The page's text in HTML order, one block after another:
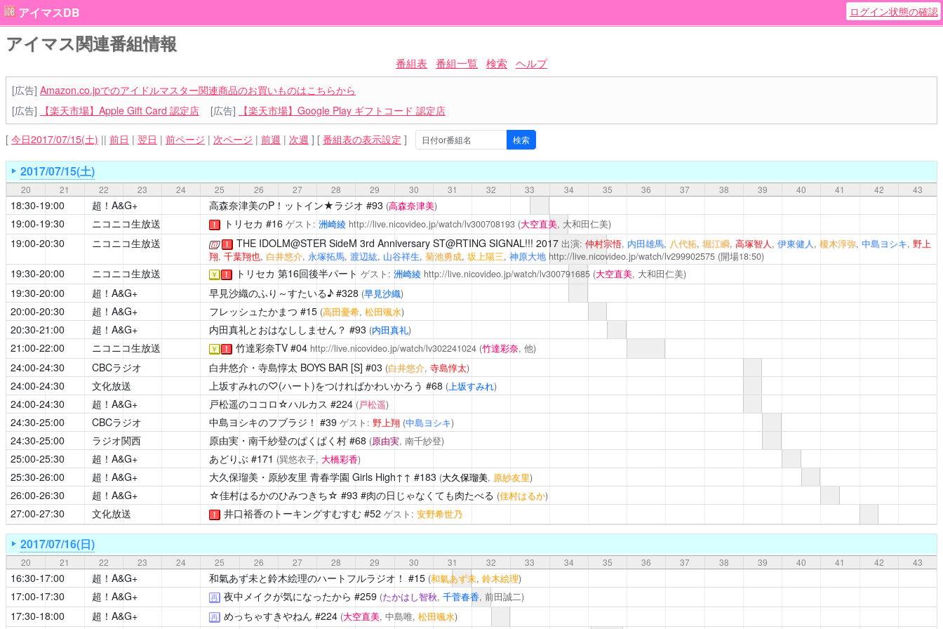
アイマスDB ログイン状態の確認
アイマス関連番組情報
番組表 番組一覧 検索 ヘルプ
[広告] Amazon.co.jpでのアイドルマスター関連商品のお買いものはこちらから
[広告]
【楽天市場】Apple Gift Card 認定店 [広告] 【楽天市場】Google Play ギフトコード 認定店
[ 今日2017/07/15(土) || 前日 | 翌日 | 前ページ | 次ページ | 前週 | 次週 ] [ 番組表の表示設定 ]
2017/07/15(土)
20 21 22 23 24 25 26 27 28 29 30 31 32 33 34 35 36 37 38 39 40 41 42 43
18:30-19:00 超！A&G+ 高森奈津美のP！ットイン★ラジオ #93 (高森奈津美)
19:00-19:30 ニコニコ生放送 ！ トリセカ #16 ゲスト: 洲崎綾 http://live.nicovideo.jp/watch/lv300708193 (大空直美, 大和田仁美)
19:00-20:30 ニコニコ生放送
[公式] ！ THE IDOLM@STER SideM 3rd Anniversary ST@RTING SIGNAL!!! 2017 出演: 仲村宗悟, 内田雄馬, 八代拓, 堀江瞬, 高塚智人, 伊東健人, 榎木淳弥, 中島ヨシキ, 野上
翔, 千葉翔也, 白井悠介, 永塚拓馬, 渡辺紘, 山谷祥生, 菊池勇成, 坂上陽三, 神原大地 http://live.nicovideo.jp/watch/lv299902575(開場18:50)
19:30-20:00 ニコニコ生放送 ￥ ！ トリセカ 第16回後半パート ゲスト: 洲崎綾 http://live.nicovideo.jp/watch/lv300791685 (大空直美, 大和田仁美)
19:30-20:00 超！A&G+ 早見沙織のふり～すたいる♪#328 (早見沙織)
20:00-20:30 超！A&G+ フレッシュたかまつ #15 (高田憂希, 松田颯水)
20:30-21:00 超！A&G+ 内田真礼とおはなししません？ #93 (内田真礼)
21:00-22:00 ニコニコ生放送 ￥ ！ 竹達彩奈TV#04 http://live.nicovideo.jp/watch/lv302241024 (竹達彩奈, 他)
24:00-24:30 CBCラジオ 白井悠介・寺島惇太 BOYS BAR [S] #03 (白井悠介, 寺島惇太)
24:00-24:30 文化放送 上坂すみれの♡(ハート)をつければかわいかろう #68 (上坂すみれ)
24:00-24:30 超！A&G+ 戸松遥のココロ☆ハルカス #224 (戸松遥)
24:30-25:00 CBCラジオ 中島ヨシキのフブラジ！ #39 ゲスト: 野上翔 (中島ヨシキ)
24:30-25:00 ラジオ関西 原由実・南千紗登のぱくぱく村#68 (原由実, 南千紗登)
25:00-25:30 超！A&G+ あどりぶ#171 (巽悠衣子, 大橋彩香)
25:30-26:00 超！A&G+ 大久保瑠美・原紗友里 青春学園 Girls High↑↑ #183 (大久保瑠美, 原紗友里)
26:00-26:30 超！A&G+ ☆佳村はるかのひみつきち☆ #93 #肉の日じゃなくても肉たべる (佳村はるか)
27:00-27:30 文化放送 ！ 井口裕香のトーキングすむすむ#52 ゲスト: 安野希世乃
2017/07/16(日)
20 21 22 23 24 25 26 27 28 29 30 31 32 33 34 35 36 37 38 39 40 41 42 43
16:30-17:00 超！A&G+ 和氣あず未と鈴木絵理のハートフルラジオ！ #15 (和氣あず未, 鈴木絵理)
17:00-17:30 超！A&G+ 再 夜中メイクが気になったから #259 (たかはし智秋, 千菅春香, 前田誠二)
17:30-18:00 超！A&G+ 再 めっちゃすきやねん #224 (大空直美, 中島唯, 松田颯水)